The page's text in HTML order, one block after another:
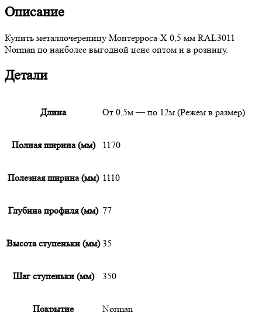
Описание
Купить металлочерепицу Монтерроса-X 0,5 мм RAL3011
Norman по наиболее выгодной цене оптом и в розницу.
Детали
Длина От 0,5м — по 12м (Режем в размер)
Полная ширина (мм) 1170
Полезная ширина (мм) 1110
Глубина профиля (мм) 77
Высота ступеньки (мм) 35
Шаг ступеньки (мм) 350
Покрытие Norman